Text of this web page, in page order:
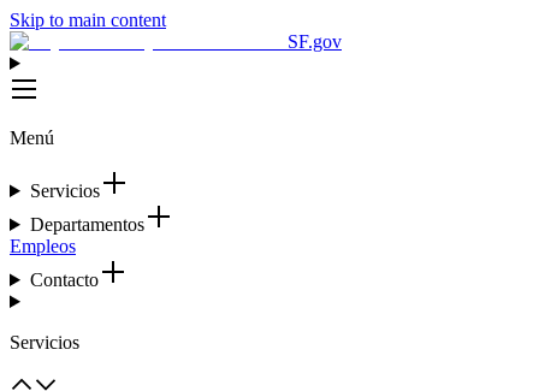
Skip to main content
SF.gov
Menú
Servicios
Departamentos
Empleos
Contacto
Servicios